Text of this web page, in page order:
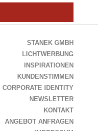
STANEK GMBH
LICHTWERBUNG
INSPIRATIONEN
KUNDENSTIMMEN
CORPORATE IDENTITY
NEWSLETTER
KONTAKT
ANGEBOT ANFRAGEN